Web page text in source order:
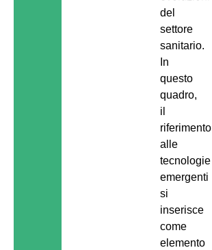
del
settore
sanitario.
In
questo
quadro,
il
riferimento
alle
tecnologie
emergenti
si
inserisce
come
elemento